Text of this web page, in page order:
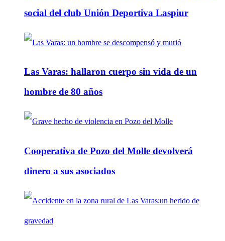
social del club Unión Deportiva Laspiur
Las Varas: hallaron cuerpo sin vida de un
hombre de 80 años
Cooperativa de Pozo del Molle devolverá
dinero a sus asociados